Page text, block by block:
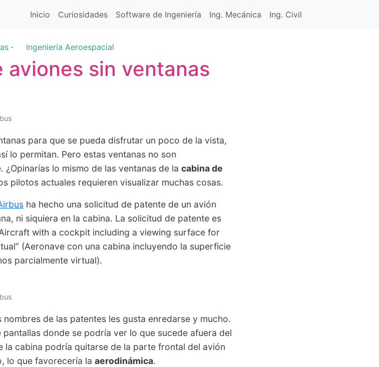
Inicio Curiosidades Software de Ingeniería Ing. Mecánica Ing. Civil
· Ingeniería Aeroespacial
aviones sin ventanas
para que se pueda disfrutar un poco de la vista,
lo permitan. Pero estas ventanas no son
lo mismo de las ventanas de la cabina de
pilotos actuales requieren visualizar muchas cosas.
ha hecho una solicitud de patente de un avión
ni siquiera en la cabina. La solicitud de patente es
with a cockpit including a viewing surface for
(Aeronave con una cabina incluyendo la superficie
parcialmente virtual).
de las patentes les gusta enredarse y mucho.
donde se podría ver lo que sucede afuera del
la cabina podría quitarse de la parte frontal del avión
lo que favorecería la aerodinámica.